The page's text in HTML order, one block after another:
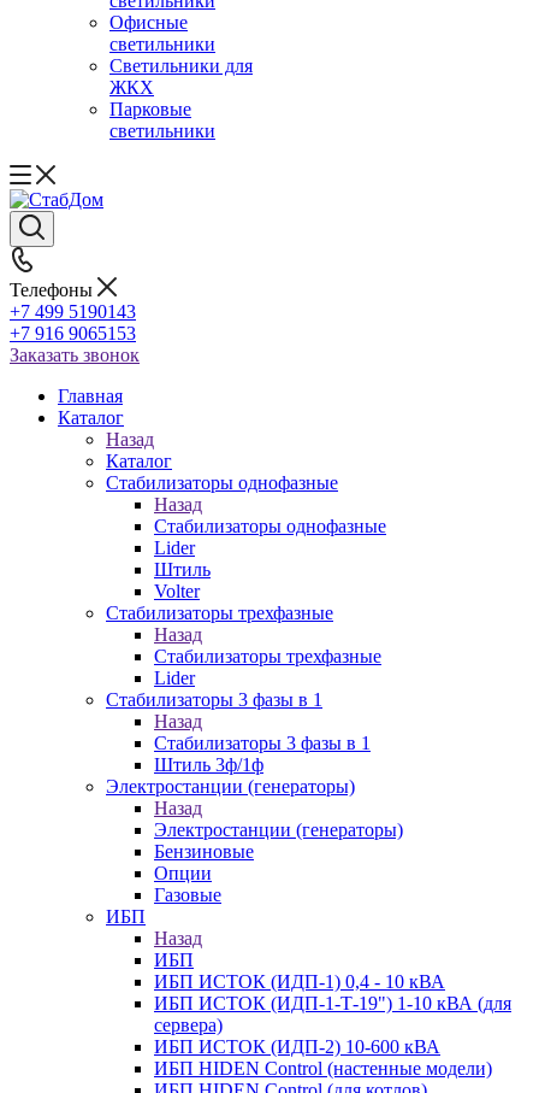
Офисные
светильники
Светильники для
ЖКХ
Парковые
светильники
Телефоны
+7 499 5190143
+7 916 9065153
Заказать звонок
Главная
Каталог
Назад
Каталог
Стабилизаторы однофазные
Назад
Стабилизаторы однофазные
Lider
Штиль
Volter
Стабилизаторы трехфазные
Назад
Стабилизаторы трехфазные
Lider
Стабилизаторы 3 фазы в 1
Назад
Стабилизаторы 3 фазы в 1
Штиль 3ф/1ф
Электростанции (генераторы)
Назад
Электростанции (генераторы)
Бензиновые
Опции
Газовые
ИБП
Назад
ИБП
ИБП ИСТОК (ИДП-1) 0,4 - 10 кВА
ИБП ИСТОК (ИДП-1-Т-19") 1-10 кВА (для
сервера)
ИБП ИСТОК (ИДП-2) 10-600 кВА
ИБП HIDEN Control (настенные модели)